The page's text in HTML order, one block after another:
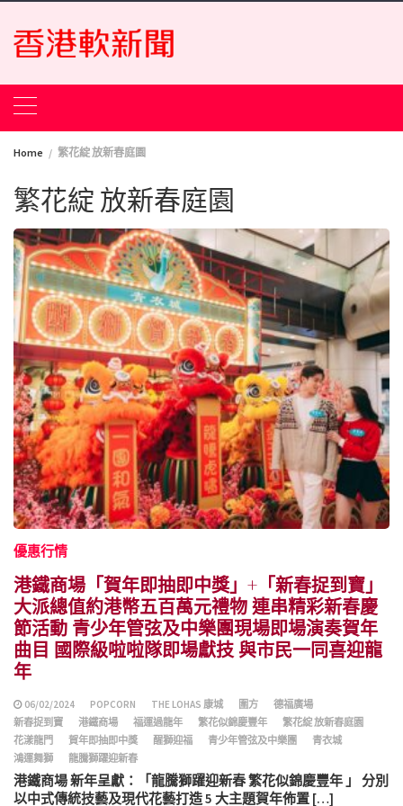
Skip
content
Home 繁花綻 放新春庭園
繁花綻 放新春庭園
優惠行情
港鐵商場「賀年即抽即中獎」+「新春捉到寶」
大派總值約港幣五百萬元禮物 連串精彩新春慶
節活動 青少年管弦及中樂團現場即場演奏賀年
曲目 國際級啦啦隊即場獻技 與市民一同喜迎龍
年
06/02/2024 POPCORN THE LOHAS 康城 圍方
德福廣場
新春捉到寶
港鐵商場 福運過龍年 繁花似錦慶豐年
繁花綻 放新春庭園
花漾龍門
賀年即抽即中獎 醒獅迎福 青少年管弦及中樂團
青衣城
鴻運舞獅
龍騰獅躍迎新春
港鐵商場 新年呈獻：「龍騰獅躍迎新春 繁花似錦慶豐年 」 分別
以中式傳統技藝及現代花藝打造 5 大主題賀年佈置 […]